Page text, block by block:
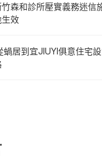
森和診所壓實義務迷信
效
蝸居到宜JIUYI俱意住宅